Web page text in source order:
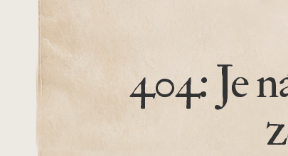
404: Je